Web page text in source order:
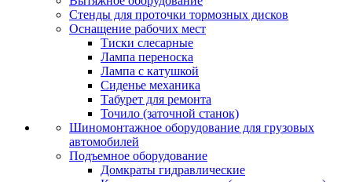
Стенды для проточки тормозных дисков
Оснащение рабочих мест
Тиски слесарные
Лампа переноска
Лампа с катушкой
Сиденье механика
Табурет для ремонта
Точило (заточной станок)
Шиномонтажное оборудование для грузовых
автомобилей
Подъемное оборудование
Домкраты гидравлические